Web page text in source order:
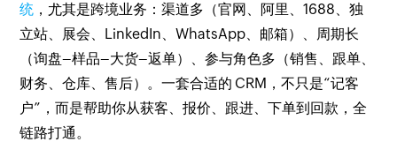
统 ，尤其是跨境业务：渠道多（官网、阿里、1688、独
立站、展会、LinkedIn、WhatsApp、邮箱）、周期长
（询盘–样品–大货–返单）、参与角色多（销售、跟单、
财务、仓库、售后）。一套合适的 CRM，不只是“记客
户”，而是帮助你从获客、报价、跟进、下单到回款，全
链路打通。